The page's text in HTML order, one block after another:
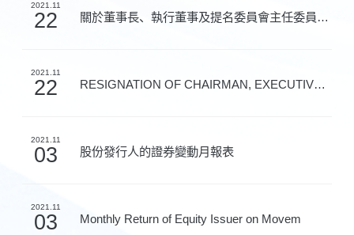
2021.11
22 關於董事長、執行董事及提名委員會主任委員辭任及董事名...
2021.11
22 RESIGNATION OF CHAIRMAN, EXECUTIVE DIREC
2021.11
03 股份發行人的證券變動月報表
2021.11
03 Monthly Return of Equity Issuer on Movem